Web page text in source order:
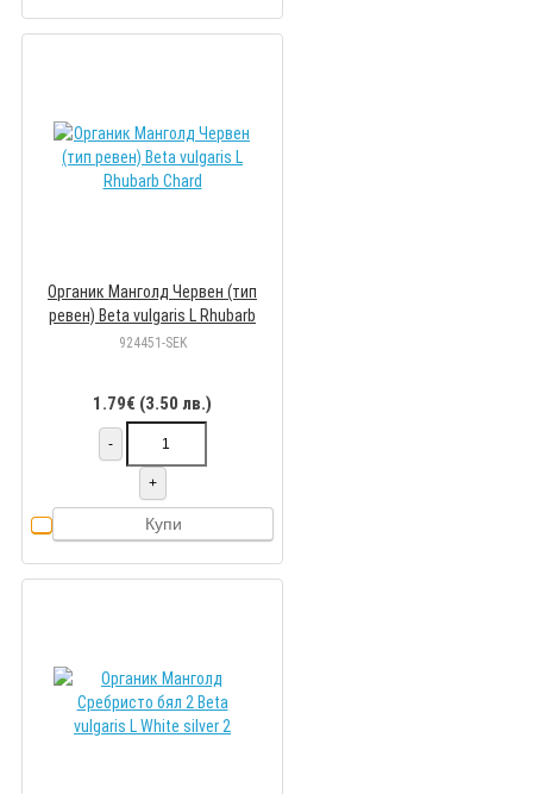
Органик Манголд Червен (тип
ревен) Beta vulgaris L Rhubarb
Chard
924451-SEK
1.79€ (3.50 лв.)
-
+
Купи